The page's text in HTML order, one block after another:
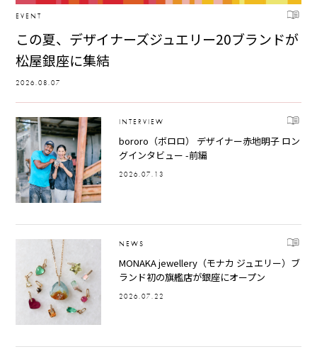
EVENT
この夏、デザイナーズジュエリー20ブランドが
松屋銀座に集結
2026.08.07
INTERVIEW
bororo（ボロロ） デザイナー赤地明子 ロン
グインタビュー -前編
2026.07.13
NEWS
MONAKA jewellery（モナカ ジュエリー）ブ
ランド初の旗艦店が銀座にオープン
2026.07.22